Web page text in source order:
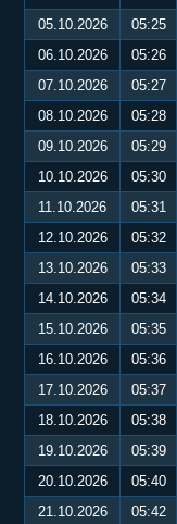
05.10.2026
05:25
06.10.2026
05:26
07.10.2026
05:27
08.10.2026
05:28
09.10.2026
05:29
10.10.2026
05:30
11.10.2026
05:31
12.10.2026
05:32
13.10.2026
05:33
14.10.2026
05:34
15.10.2026
05:35
16.10.2026
05:36
17.10.2026
05:37
18.10.2026
05:38
19.10.2026
05:39
20.10.2026
05:40
21.10.2026
05:42